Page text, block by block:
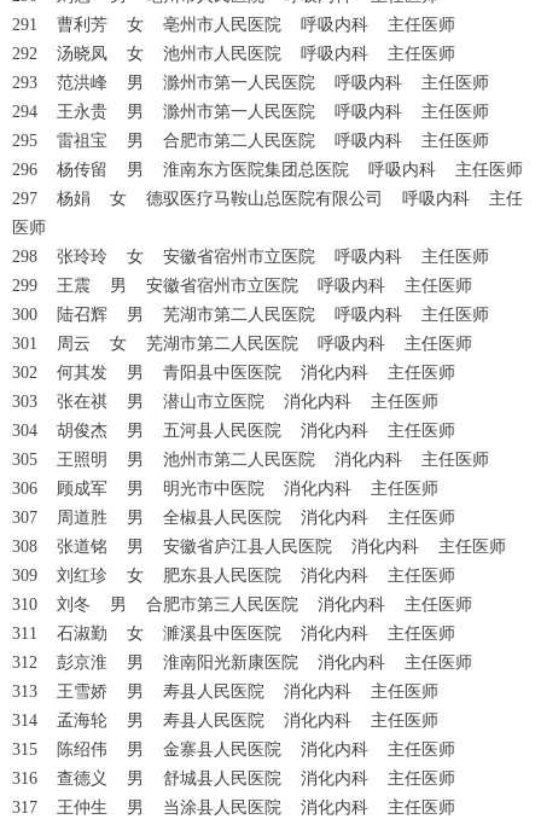
291 曹利芳 女 亳州市人民医院 呼吸内科 主任医师
292 汤晓凤 女 池州市人民医院 呼吸内科 主任医师
293 范洪峰 男 滁州市第一人民医院 呼吸内科 主任医师
294 王永贵 男 滁州市第一人民医院 呼吸内科 主任医师
295 雷祖宝 男 合肥市第二人民医院 呼吸内科 主任医师
296 杨传留 男 淮南东方医院集团总医院 呼吸内科 主任医师
297 杨娟 女 德驭医疗马鞍山总医院有限公司 呼吸内科 主任
医师
298 张玲玲 女 安徽省宿州市立医院 呼吸内科 主任医师
299 王震 男 安徽省宿州市立医院 呼吸内科 主任医师
300 陆召辉 男 芜湖市第二人民医院 呼吸内科 主任医师
301 周云 女 芜湖市第二人民医院 呼吸内科 主任医师
302 何其发 男 青阳县中医医院 消化内科 主任医师
303 张在祺 男 潜山市立医院 消化内科 主任医师
304 胡俊杰 男 五河县人民医院 消化内科 主任医师
305 王照明 男 池州市第二人民医院 消化内科 主任医师
306 顾成军 男 明光市中医院 消化内科 主任医师
307 周道胜 男 全椒县人民医院 消化内科 主任医师
308 张道铭 男 安徽省庐江县人民医院 消化内科 主任医师
309 刘红珍 女 肥东县人民医院 消化内科 主任医师
310 刘冬 男 合肥市第三人民医院 消化内科 主任医师
311 石淑勤 女 濉溪县中医医院 消化内科 主任医师
312 彭京淮 男 淮南阳光新康医院 消化内科 主任医师
313 王雪娇 男 寿县人民医院 消化内科 主任医师
314 孟海轮 男 寿县人民医院 消化内科 主任医师
315 陈绍伟 男 金寨县人民医院 消化内科 主任医师
316 查德义 男 舒城县人民医院 消化内科 主任医师
317 王仲生 男 当涂县人民医院 消化内科 主任医师